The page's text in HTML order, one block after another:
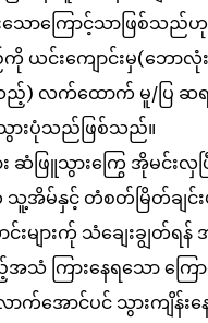
းသောကြောင့်သာဖြစ်သည်
ကို ယင်းကျောင်းမှ(ဘော
) လက်ထောက် မူ/ပြ ဆ
ားပုံသည်ဖြစ်သည်။
ဆံဖြူသွားကြွေ အိုမင်းလှပ
သူ့အိမ်နှင့် တံစတ်မြိတ်ချ
များက်ု သံချေးချွတ်ရန်
ကြားနေရသော ကြော
ောက်အောင်ပင် သွားကျိ